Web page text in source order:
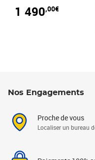
1 490,00€
Nos Engagements
Proche de vous
Localiser un bureau